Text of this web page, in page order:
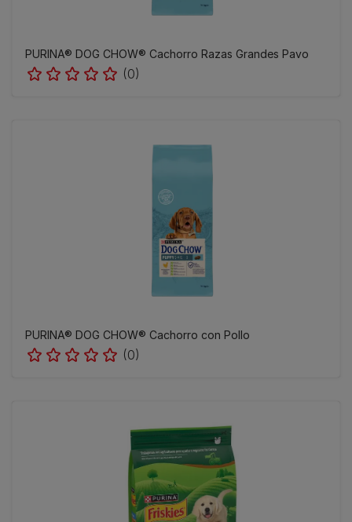
PURINA® DOG CHOW® Cachorro Razas Grandes Pavo
(0)
PURINA® DOG CHOW® Cachorro con Pollo
(0)